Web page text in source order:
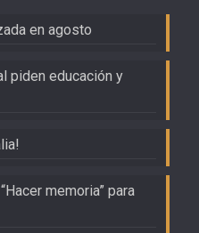
en agosto
piden educación y
memoria” para